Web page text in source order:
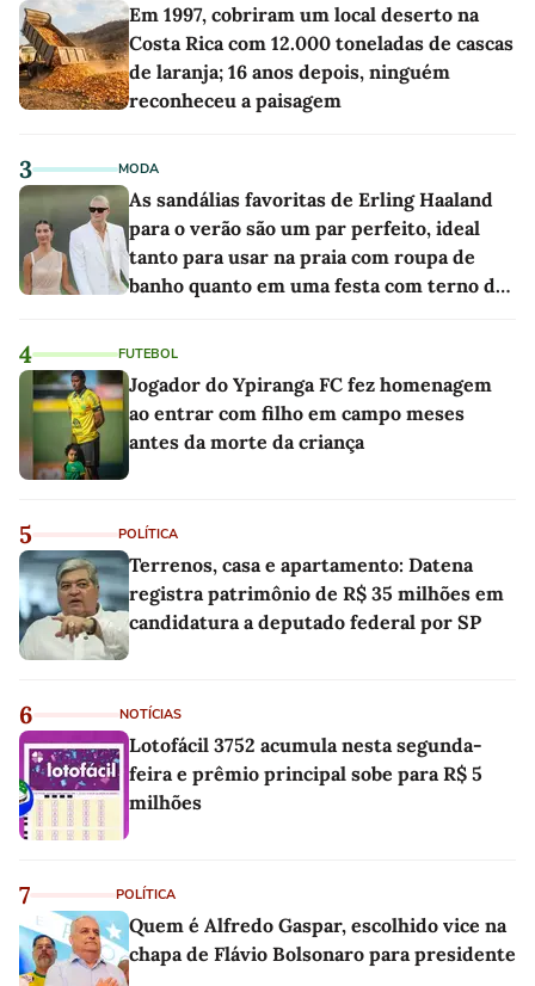
Em 1997, cobriram um local deserto na
Costa Rica com 12.000 toneladas de cascas
de laranja; 16 anos depois, ninguém
reconheceu a paisagem
3 MODA
As sandálias favoritas de Erling Haaland
para o verão são um par perfeito, ideal
tanto para usar na praia com roupa de
banho quanto em uma festa com terno de
4 FUTEBOL
Jogador do Ypiranga FC fez homenagem
ao entrar com filho em campo meses
antes da morte da criança
5 POLÍTICA
Terrenos, casa e apartamento: Datena
registra patrimônio de R$ 35 milhões em
candidatura a deputado federal por SP
6 NOTÍCIAS
Lotofácil 3752 acumula nesta segunda-
feira e prêmio principal sobe para R$ 5
milhões
7 POLÍTICA
Quem é Alfredo Gaspar, escolhido vice na
chapa de Flávio Bolsonaro para presidente